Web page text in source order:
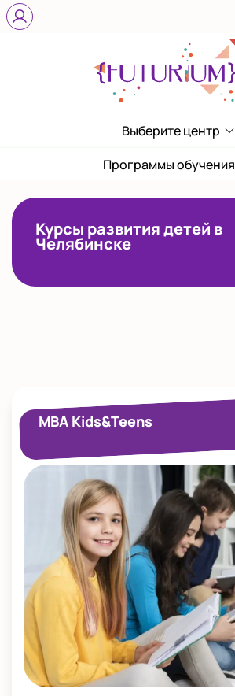
Выберите центр
Выберите центр
проспекте
Показать на карте
Выбрать другой город
Программы обучения
Курсы развития детей в
Челябинске
MBA Kids&Teens